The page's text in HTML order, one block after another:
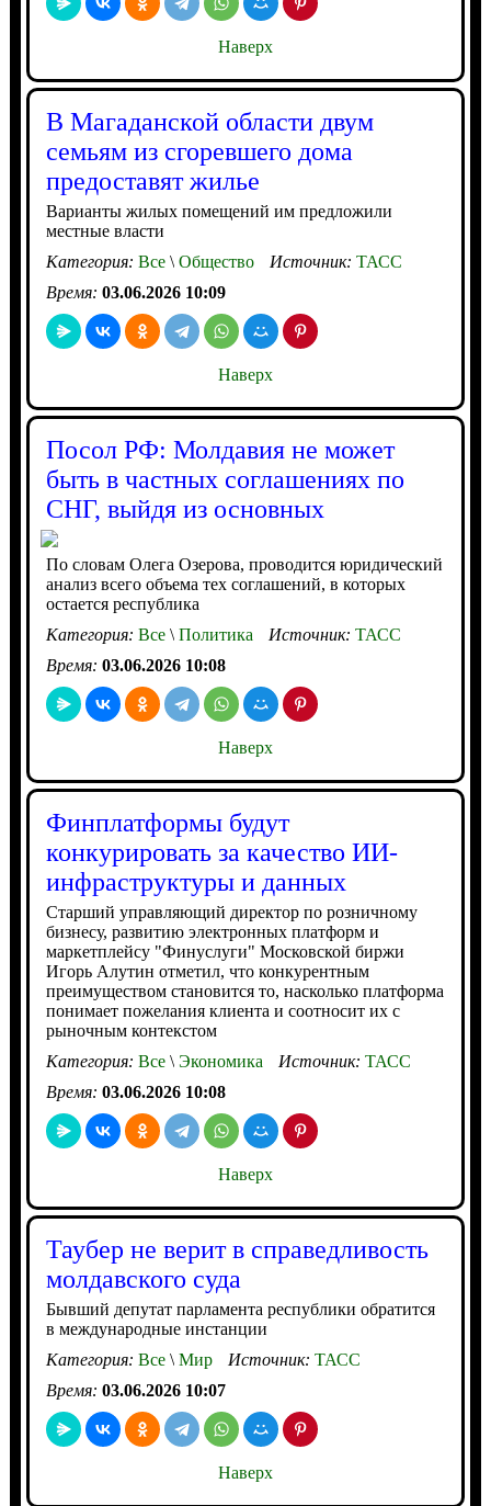
Наверх
В Магаданской области двум
семьям из сгоревшего дома
предоставят жилье
Варианты жилых помещений им предложили
местные власти
Категория: Все\Общество Источник: ТАСС
Время: 03.06.2026 10:09
Наверх
Посол РФ: Молдавия не может
быть в частных соглашениях по
СНГ, выйдя из основных
По словам Олега Озерова, проводится юридический
анализ всего объема тех соглашений, в которых
остается республика
Категория: Все\Политика Источник: ТАСС
Время: 03.06.2026 10:08
Наверх
Финплатформы будут
конкурировать за качество ИИ-
инфраструктуры и данных
Старший управляющий директор по розничному
бизнесу, развитию электронных платформ и
маркетплейсу "Финуслуги" Московской биржи
Игорь Алутин отметил, что конкурентным
преимуществом становится то, насколько платформа
понимает пожелания клиента и соотносит их с
рыночным контекстом
Категория: Все\Экономика Источник: ТАСС
Время: 03.06.2026 10:08
Наверх
Таубер не верит в справедливость
молдавского суда
Бывший депутат парламента республики обратится
в международные инстанции
Категория: Все\Мир Источник: ТАСС
Время: 03.06.2026 10:07
Наверх